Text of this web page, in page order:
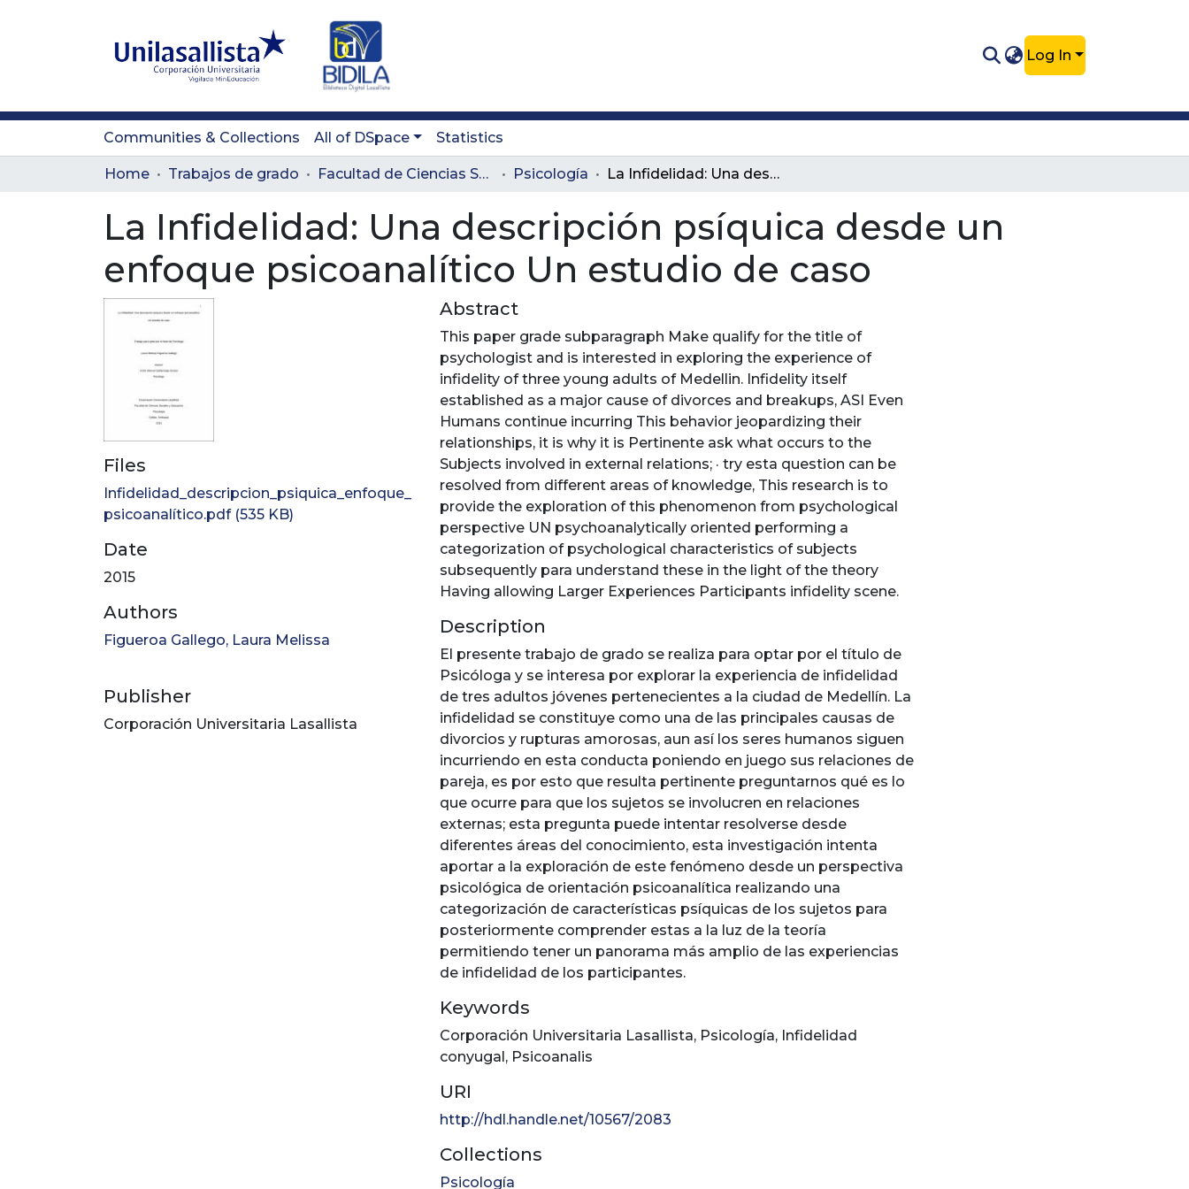
Log In
Communities & Collections All of DSpace Statistics
Home Trabajos de grado Facultad de Ciencias Sociales y Educación Psicología La Infidelidad: Una descripción psíquica desde un enfoque psicoanalítico Un estudio de caso
La Infidelidad: Una descripción psíquica desde un
enfoque psicoanalítico Un estudio de caso
Files
Infidelidad_descripcion_psiquica_enfoque_
psicoanalítico.pdf(535 KB)
Date
2015
Authors
Figueroa Gallego, Laura Melissa
Publisher
Corporación Universitaria Lasallista
Abstract
This paper grade subparagraph Make qualify for the title of
psychologist and is interested in exploring the experience of
infidelity of three young adults of Medellin. Infidelity itself
established as a major cause of divorces and breakups, ASI Even
Humans continue incurring This behavior jeopardizing their
relationships, it is why it is Pertinente ask what occurs to the
Subjects involved in external relations; · try esta question can be
resolved from different areas of knowledge, This research is to
provide the exploration of this phenomenon from psychological
perspective UN psychoanalytically oriented performing a
categorization of psychological characteristics of subjects
subsequently para understand these in the light of the theory
Having allowing Larger Experiences Participants infidelity scene.
Description
El presente trabajo de grado se realiza para optar por el título de
Psicóloga y se interesa por explorar la experiencia de infidelidad
de tres adultos jóvenes pertenecientes a la ciudad de Medellín. La
infidelidad se constituye como una de las principales causas de
divorcios y rupturas amorosas, aun así los seres humanos siguen
incurriendo en esta conducta poniendo en juego sus relaciones de
pareja, es por esto que resulta pertinente preguntarnos qué es lo
que ocurre para que los sujetos se involucren en relaciones
externas; esta pregunta puede intentar resolverse desde
diferentes áreas del conocimiento, esta investigación intenta
aportar a la exploración de este fenómeno desde un perspectiva
psicológica de orientación psicoanalítica realizando una
categorización de características psíquicas de los sujetos para
posteriormente comprender estas a la luz de la teoría
permitiendo tener un panorama más amplio de las experiencias
de infidelidad de los participantes.
Keywords
Corporación Universitaria Lasallista, Psicología, Infidelidad
conyugal, Psicoanalis
URI
http://hdl.handle.net/10567/2083
Collections
Psicología